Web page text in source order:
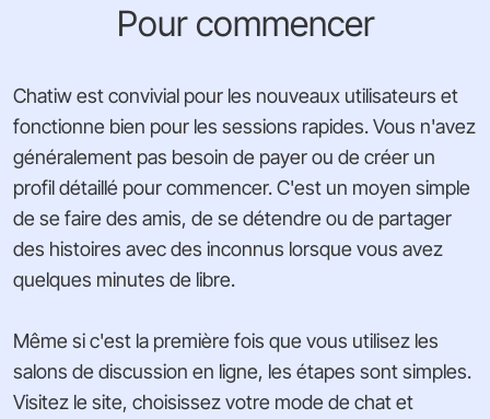
Pour commencer
Chatiw est convivial pour les nouveaux utilisateurs et
fonctionne bien pour les sessions rapides. Vous n'avez
généralement pas besoin de payer ou de créer un
profil détaillé pour commencer. C'est un moyen simple
de se faire des amis, de se détendre ou de partager
des histoires avec des inconnus lorsque vous avez
quelques minutes de libre.
Même si c'est la première fois que vous utilisez les
salons de discussion en ligne, les étapes sont simples.
Visitez le site, choisissez votre mode de chat et